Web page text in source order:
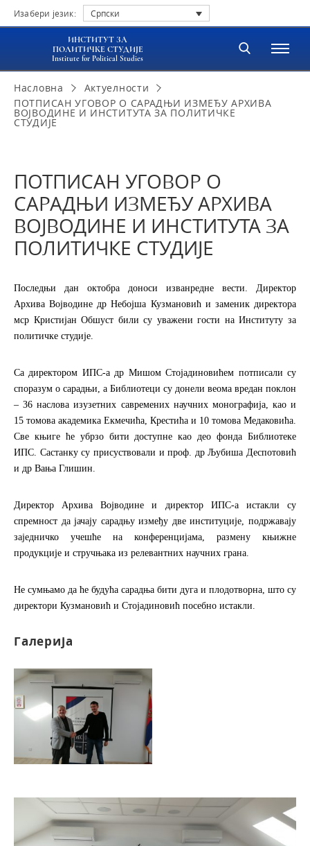
Изабери језик: Српски
ИНСТИТУТ ЗА
ПОЛИТИЧКЕ СТУДИЈЕ
Institute for Political Studies
Насловна
Актуелности
ПОТПИСАН УГОВОР О САРАДЊИ ИЗМЕЂУ АРХИВА
ВОЈВОДИНЕ И ИНСТИТУТА ЗА ПОЛИТИЧКЕ
СТУДИЈЕ
ПОТПИСАН УГОВОР О
САРАДЊИ ИЗМЕЂУ АРХИВА
ВОЈВОДИНЕ И ИНСТИТУТА ЗА
ПОЛИТИЧКЕ СТУДИЈЕ
Последњи дан октобра доноси изванредне вести. Директор
Архива Војводине др Небојша Кузмановић и заменик директора
мср Кристијан Обшуст били су уважени гости на Институту за
политичке студије.
Са директором ИПС-а др Мишом Стојадиновићем потписали су
споразум о сарадњи, а Библиотеци су донели веома вредан поклон
– 36 наслова изузетних савремених научних монографија, као и
15 томова академика Екмечића, Крестића и 10 томова Медаковића.
Све књиге ће убрзо бити доступне као део фонда Библиотеке
ИПС. Састанку су присуствовали и проф. др Љубиша Деспотовић
и др Вања Глишин.
Директор Архива Војводине и директор ИПС-а истакли су
спремност да јачају сарадњу између две институције, подржавају
заједничко учешће на конференцијама, размену књижне
продукције и стручњака из релевантних научних грана.
Не сумњамо да ће будућа сарадња бити дуга и плодотворна, што су
директори Кузмановић и Стојадиновић посебно истакли.
Галерија